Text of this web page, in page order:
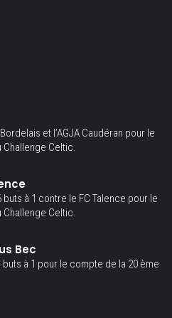
et l’AGJA Caudéran pour le
Challenge Celtic.
à 1 contre le FC Talence pour le
Challenge Celtic.
Bec
à 1 pour le compte de la 20 ème